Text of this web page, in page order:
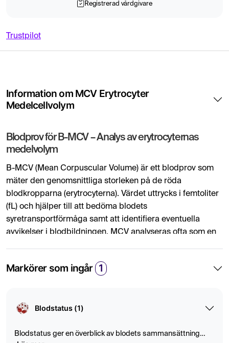
Registrerad vårdgivare
Trustpilot
Information om MCV Erytrocyter
Medelcellvolym
Blodprov för B-MCV – Analys av erytrocyternas
medelvolym
B-MCV (Mean Corpuscular Volume) är ett blodprov som
mäter den genomsnittliga storleken på de röda
blodkropparna (erytrocyterna). Värdet uttrycks i femtoliter
(fL) och hjälper till att bedöma blodets
syretransportförmåga samt att identifiera eventuella
avvikelser i blodbildningen. MCV analyseras ofta som en
Vad är B-MCV och varför är det viktigt?
blodkroppars storlek och kan ge viktig information vid
Ett normalt MCV-värde tyder på att de röda
Markörer som ingår 1
Blodstatus (1)
Blodstatus ger en överblick av blodets sammansättning